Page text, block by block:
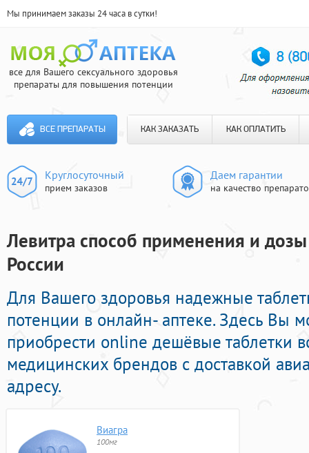
Мы принимаем заказы 24 часа в сутки!
все для Вашего сексуального здоровья
препараты для повышения потенции
ВСЕ ПРЕПАРАТЫ КАК ЗАКАЗАТЬ КАК ОПЛАТИТЬ
Круглосуточный
прием заказов
Даем гарантии
на качество
Левитра способ применения и
России
Для Вашего здоровья надежные
потенции в онлайн- аптеке. Здесь Вы
приобрести online дешёвые таблетки
медицинских брендов с доставкой
адресу.
Виагра
100мг